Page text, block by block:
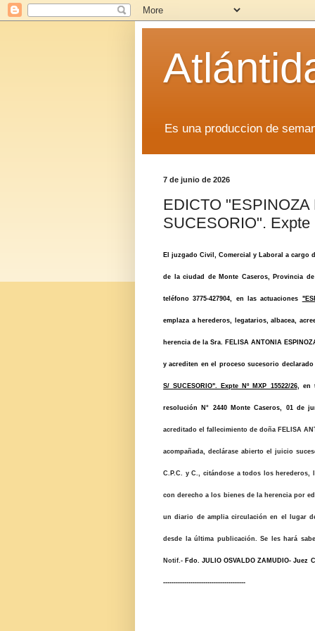
Es una produccion de
7 de junio de 2026
EDICTO
SUCESORIO". Expte
El juzgado Civil, Comercial y Laboral a cargo
de la ciudad de Monte Caseros, Provincia
teléfono 3775-427904, en las actuaciones
emplaza a herederos, legatarios, albacea,
herencia de la Sra. FELISA ANTONIA
y acrediten en el proceso sucesorio
S/ SUCESORIO". Expte Nº MXP 15522/26, en
resolución N° 2440 Monte Caseros, 01 de
acreditado el fallecimiento de doña FELISA
acompañada, declárase abierto el juicio
C.P.C. y C., citándose a todos los herederos,
con derecho a los bienes de la herencia por
un diario de amplia circulación en el lugar
desde la última publicación. Se les hará
Notif.- Fdo. JULIO OSVALDO ZAMUDIO- Juez
---------------------------------------